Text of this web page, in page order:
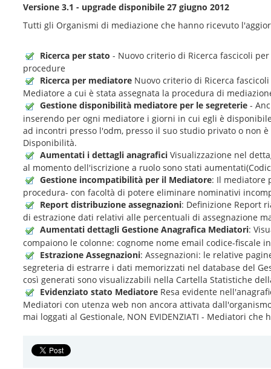
Versione 3.1 - upgrade disponibile 27 giugno 2012
Tutti gli Organismi di mediazione che hanno ricevuto
Ricerca per stato - Nuovo criterio di Ricerca fascicoli
procedure
Ricerca per mediatore Nuovo criterio di Ricerca
Mediatore a cui è stata assegnata la procedura di
Gestione disponibilità mediatore per le segreterie -
inserendo per ogni mediatore i giorni in cui egli è
ad incontri presso l'odm, presso il suo studio privato o non
Disponibilità.
Aumentati i dettagli anagrafici Visualizzazione nel
al momento dell'iscrizione a ruolo sono stati
Gestione incompatibilità per il Mediatore: Il mediatore
procedura- con facoltà di potere eliminare nominativi
Report distribuzione assegnazioni: Definizione Report
di estrazione dati relativi alle percentuali di assegnazione
Aumentati dettagli Gestione Anagrafica Mediatori:
compaiono le colonne: cognome nome email codice-fiscale
Estrazione Assegnazioni: Assegnazioni: le relative
segreteria di estrarre i dati memorizzati nel database del
così generati sono visualizzabili nella Cartella Statistiche
Evidenziato stato Mediatore Resa evidente
Mediatori con utenza web non ancora attivata
mai loggati al Gestionale, NON EVIDENZIATI - Mediatori